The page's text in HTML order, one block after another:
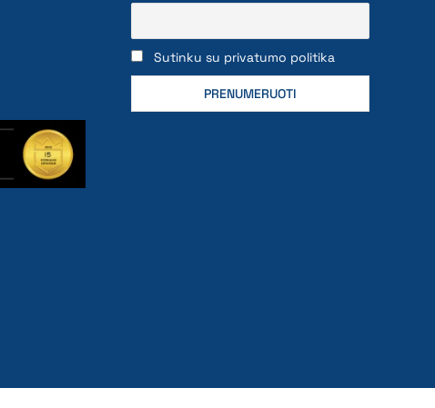
Sutinku su privatumo politika